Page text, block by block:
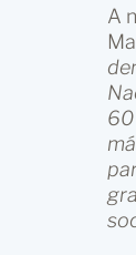
A
60